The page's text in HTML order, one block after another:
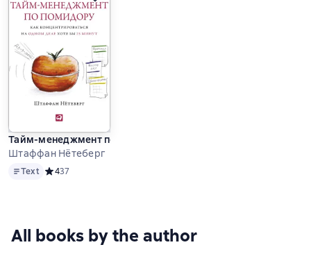
Тайм-менеджмент по помидору. Как концентрироваться на
Штаффан Нётеберг
TextText Средний рейтинг 4 на основе 37 оценок
437
All books by the author